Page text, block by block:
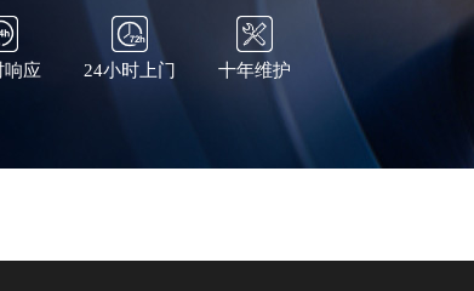
响应 24小时上门 十年维护